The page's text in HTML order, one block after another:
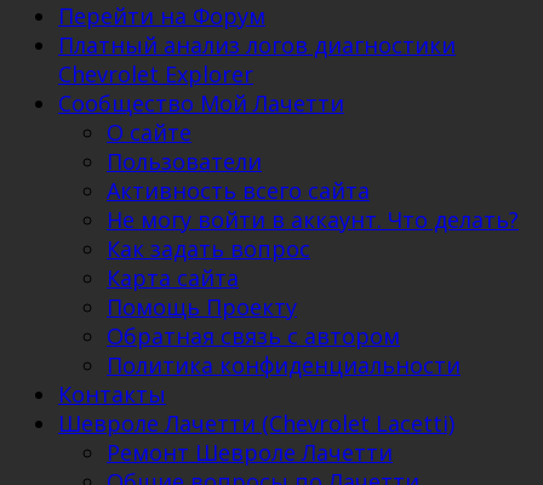
Перейти на Форум
Платный анализ логов диагностики
Chevrolet Explorer
Сообщество Мой Лачетти
О сайте
Пользователи
Активность всего сайта
Не могу войти в аккаунт. Что делать?
Как задать вопрос
Карта сайта
Помощь Проекту
Обратная связь с автором
Политика конфиденциальности
Контакты
Шевроле Лачетти (Chevrolet Lacetti)
Ремонт Шевроле Лачетти